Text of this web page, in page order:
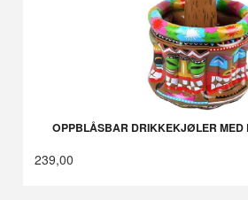
OPPBLÅSBAR DRIKKEKJØLER MED
239,00